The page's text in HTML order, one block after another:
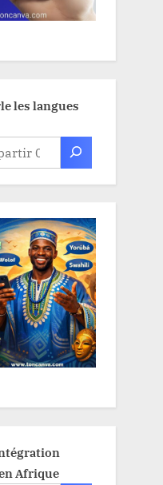
les langues
Afrique